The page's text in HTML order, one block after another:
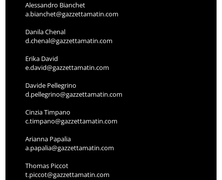
Alessandro Bianchet
a.bianchet@gazzettamatin.com
Danila Chenal
d.chenal@gazzettamatin.com
Erika David
e.david@gazzettamatin.com
Davide Pellegrino
d.pellegrino@gazzettamatin.com
Cinzia Timpano
c.timpano@gazzettamatin.com
Arianna Papalia
a.papalia@gazzettamatin.com
Thomas Piccot
t.piccot@gazzettamatin.com